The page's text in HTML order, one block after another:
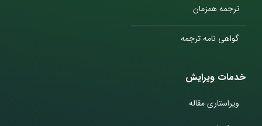
ترجمه همزمان
گواهی نامه ترجمه
خدمات ویرایش
ویراستاری مقاله